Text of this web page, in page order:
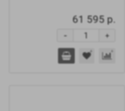
61 595 р.
+
-